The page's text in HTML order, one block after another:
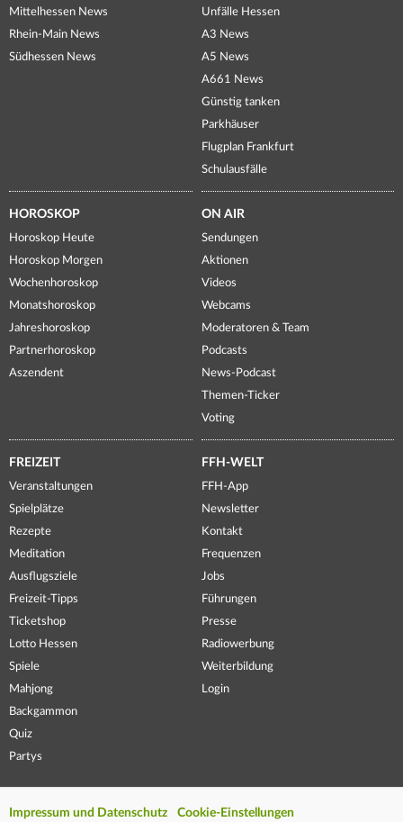
Mittelhessen News
Rhein-Main News
Südhessen News
Unfälle Hessen
A3 News
A5 News
A661 News
Günstig tanken
Parkhäuser
Flugplan Frankfurt
Schulausfälle
HOROSKOP
Horoskop Heute
Horoskop Morgen
Wochenhoroskop
Monatshoroskop
Jahreshoroskop
Partnerhoroskop
Aszendent
ON AIR
Sendungen
Aktionen
Videos
Webcams
Moderatoren & Team
Podcasts
News-Podcast
Themen-Ticker
Voting
FREIZEIT
Veranstaltungen
Spielplätze
Rezepte
Meditation
Ausflugsziele
Freizeit-Tipps
Ticketshop
Lotto Hessen
Spiele
Mahjong
Backgammon
Quiz
Partys
FFH-WELT
FFH-App
Newsletter
Kontakt
Frequenzen
Jobs
Führungen
Presse
Radiowerbung
Weiterbildung
Login
Impressum und Datenschutz Cookie-Einstellungen